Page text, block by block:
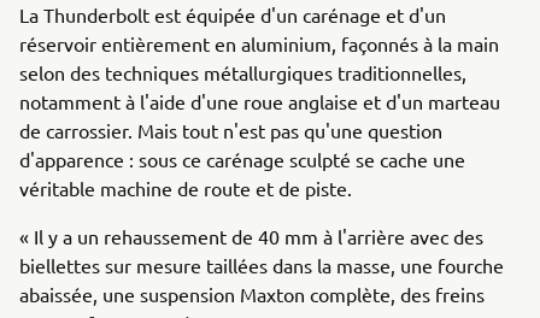
La Thunderbolt est équipée d'un carénage et d'un
réservoir entièrement en aluminium, façonnés à la main
selon des techniques métallurgiques traditionnelles,
notamment à l'aide d'une roue anglaise et d'un marteau
de carrossier. Mais tout n'est pas qu'une question
d'apparence : sous ce carénage sculpté se cache une
véritable machine de route et de piste.
« Il y a un rehaussement de 40 mm à l'arrière avec des
biellettes sur mesure taillées dans la masse, une fourche
abaissée, une suspension Maxton complète, des freins